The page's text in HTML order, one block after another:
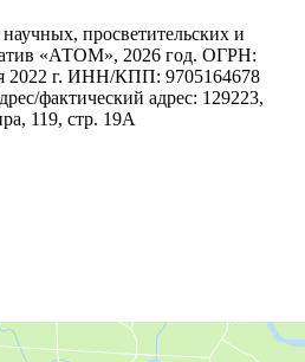
просветительских и
«АТОМ», 2026 год. ОГРН:
2022 г. ИНН/КПП: 9705164678
фактический адрес: 129223,
119, стр. 19А